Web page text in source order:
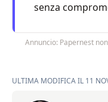
senza
Annuncio: Papernest
ULTIMA MODIFICA IL 11